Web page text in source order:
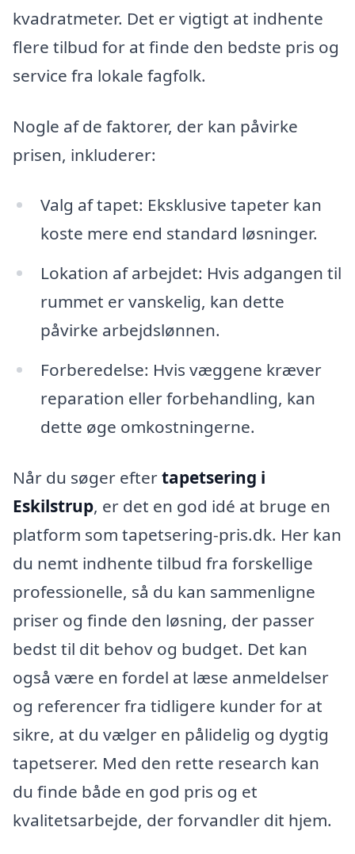
kvadratmeter. Det er vigtigt at indhente
flere tilbud for at finde den bedste pris og
service fra lokale fagfolk.
Nogle af de faktorer, der kan påvirke
prisen, inkluderer:
Valg af tapet: Eksklusive tapeter kan
koste mere end standard løsninger.
Lokation af arbejdet: Hvis adgangen til
rummet er vanskelig, kan dette
påvirke arbejdslønnen.
Forberedelse: Hvis væggene kræver
reparation eller forbehandling, kan
dette øge omkostningerne.
Når du søger eftertapetsering i
Eskilstrup, er det en god idé at bruge en
platform som tapetsering-pris.dk. Her kan
du nemt indhente tilbud fra forskellige
professionelle, så du kan sammenligne
priser og finde den løsning, der passer
bedst til dit behov og budget. Det kan
også være en fordel at læse anmeldelser
og referencer fra tidligere kunder for at
sikre, at du vælger en pålidelig og dygtig
tapetserer. Med den rette research kan
du finde både en god pris og et
kvalitetsarbejde, der forvandler dit hjem.